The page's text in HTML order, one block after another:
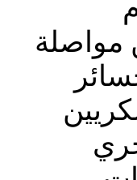
مواصلة